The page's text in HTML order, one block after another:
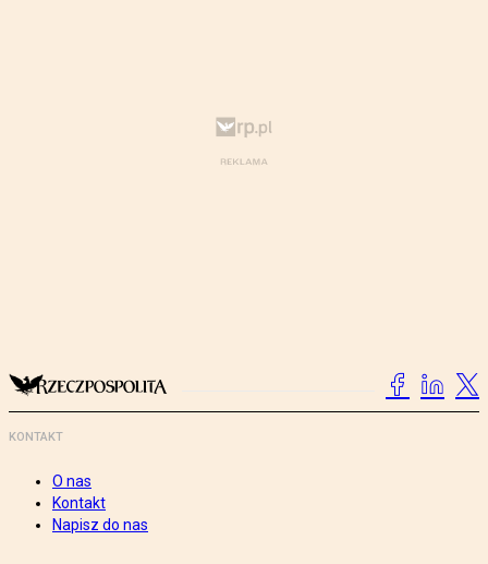
KONTAKT
O nas
Kontakt
Napisz do nas